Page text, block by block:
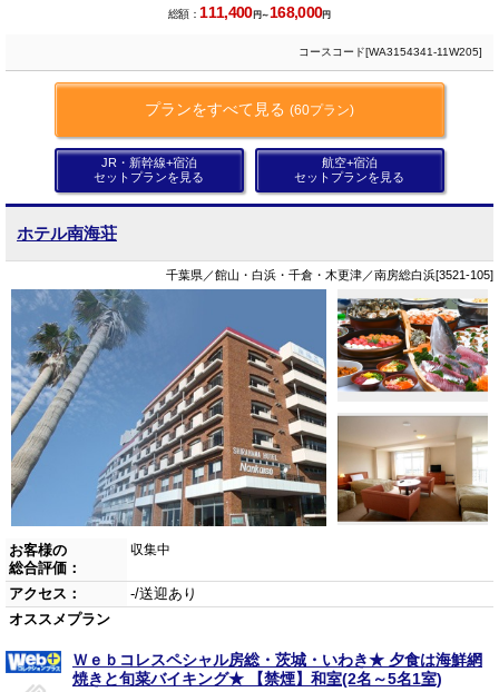
総額： 111,400円～168,000円
コースコード[WA3154341-11W205]
プランをすべて見る (60プラン)
JR・新幹線+宿泊
セットプランを見る
航空+宿泊
セットプランを見る
ホテル南海荘
千葉県／館山・白浜・千倉・木更津／南房総白浜[3521-105]
お客様の
総合評価：
収集中
アクセス：
-/送迎あり
オススメプラン
Ｗｅｂコレスペシャル房総・茨城・いわき★ 夕食は海鮮網
焼きと旬菜バイキング★ 【禁煙】和室(2名～5名1室)